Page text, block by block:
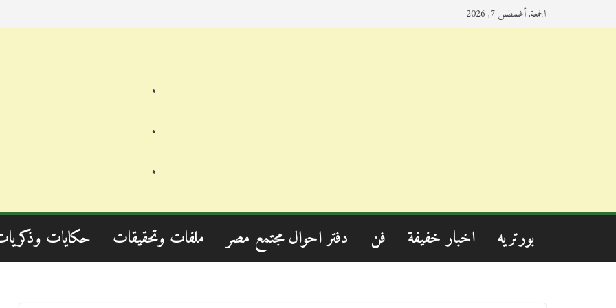
الجمعة, أغسطس 7, 2026
.
.
.
بورتريه اخبار خفيفة فن دفتر احوال مجتمع مصر ملفات وتحقيقات حكايات